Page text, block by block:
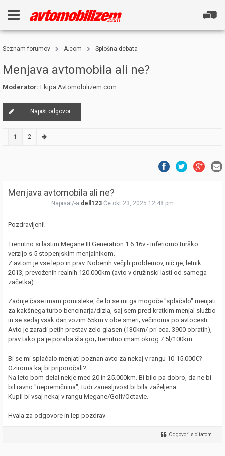
Seznam forumov A.com Splošna debata
Menjava avtomobila ali ne?
Moderator: Ekipa Avtomobilizem.com
Napiši odgovor
1 2
Menjava avtomobila ali ne?
Napisal/-a dell123 Če okt 23, 2025 12:48 pm
Pozdravljeni!
Trenutno si lastim Megane III Generation 1.6 16v - inferiorno turško
verzijo s 5 stopenjskim menjalnikom.
Z avtom je vse lepo in prav. Nobenih večjih problemov, nič rje, letnik
2013, prevoženih realnih 120.000km (avto v družinski lasti od samega
začetka).
Zadnje čase imam pomisleke, če bi se mi ga mogoče "splačalo" menjati
za kakšnega turbo bencinarja/dizla, saj sem pred kratkim menjal službo
in se sedaj vsak dan vozim 65km v obe smeri; večinoma po avtocesti.
Avto je zaradi petih prestav zelo glasen (130km/ pri cca. 3900 obratih),
prav tako pa je poraba šla gor; trenutno imam okrog 7.5l/100km.
Bi se mi splačalo menjati poznan avto za nekaj v rangu 10-15.000€?
Oziroma kaj bi priporočali?
Na leto bom delal nekje med 20 in 25.000km. Bi bilo pa dobro, da ne bi
bil ravno "nepremičnina", tudi zanesljivost bi bila zaželjena.
Kupil bi vsaj nekaj v rangu Megane/Golf/Octavie.
Hvala za odgovore in lep pozdrav
Odgovori s citatom